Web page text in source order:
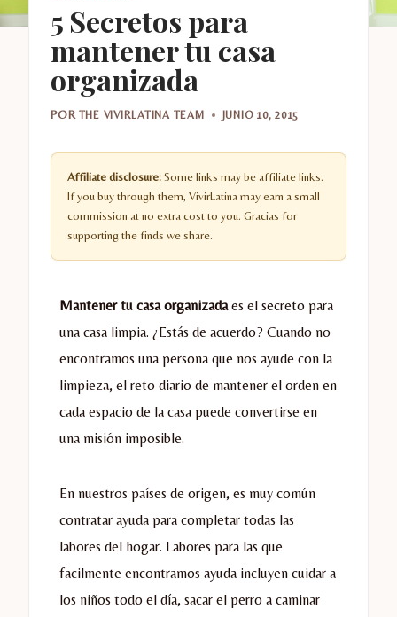
5 Secretos para
mantener tu casa
organizada
POR THE VIVIRLATINA TEAM JUNIO 10, 2015
Affiliate disclosure: Some links may be affiliate links.
If you buy through them, VivirLatina may earn a small
commission at no extra cost to you. Gracias for
supporting the finds we share.
Mantener tu casa organizadaes el secreto para
una casa limpia. ¿Estás de acuerdo? Cuando no
encontramos una persona que nos ayude con la
limpieza, el reto diario de mantener el orden en
cada espacio de la casa puede convertirse en
una misión imposible.
En nuestros países de origen, es muy común
contratar ayuda para completar todas las
labores del hogar. Labores para las que
facilmente encontramos ayuda incluyen cuidar a
los niños todo el día, sacar el perro a caminar